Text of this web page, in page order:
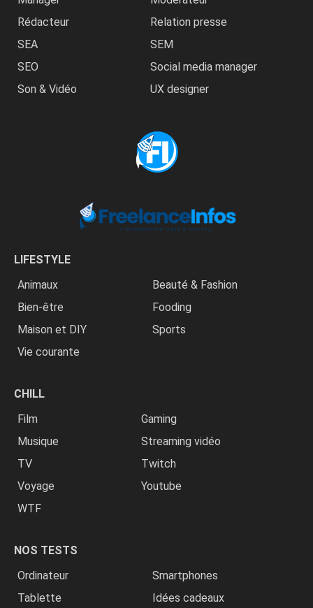
Rédacteur
Relation presse
SEA
SEM
SEO
Social media manager
Son & Vidéo
UX designer
LIFESTYLE
Animaux
Beauté & Fashion
Bien-être
Fooding
Maison et DIY
Sports
Vie courante
CHILL
Film
Gaming
Musique
Streaming vidéo
TV
Twitch
Voyage
Youtube
WTF
NOS TESTS
Ordinateur
Smartphones
Tablette
Idées cadeaux